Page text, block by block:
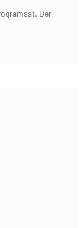
Der